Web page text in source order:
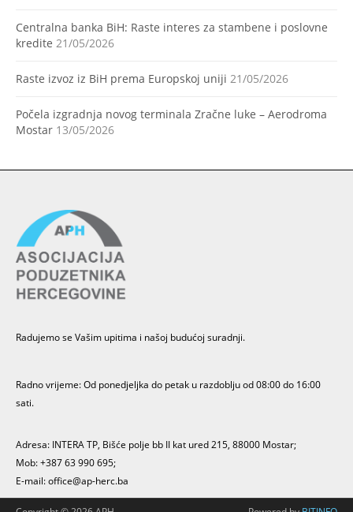
Centralna banka BiH: Raste interes za stambene i poslovne
kredite 21/05/2026
Raste izvoz iz BiH prema Europskoj uniji 21/05/2026
Počela izgradnja novog terminala Zračne luke – Aerodroma
Mostar 13/05/2026
Radujemo se Vašim upitima i našoj budućoj suradnji.
Radno vrijeme: Od ponedjeljka do petak u razdoblju od 08:00 do 16:00
sati.
Adresa: INTERA TP, Bišće polje bb II kat ured 215, 88000 Mostar;
Mob: +387 63 990 695;
E-mail:office@ap-herc.ba